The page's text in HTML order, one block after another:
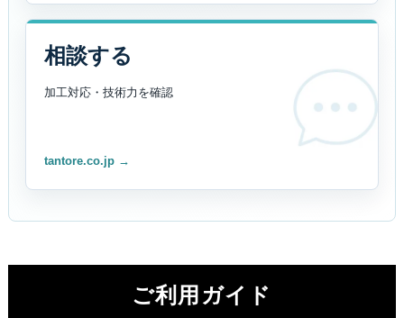
相談する
加工対応・技術力を確認
tantore.co.jp →
ご利用ガイド